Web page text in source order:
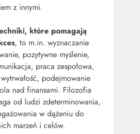
z innymi.
które pomagają
, to m.in. wyznaczanie
pozytywne myślenie,
praca zespołowa,
podejmowanie
nad finansami. Filozofia
od ludzi zdeterminowania,
w dążeniu do
marzeń i celów.